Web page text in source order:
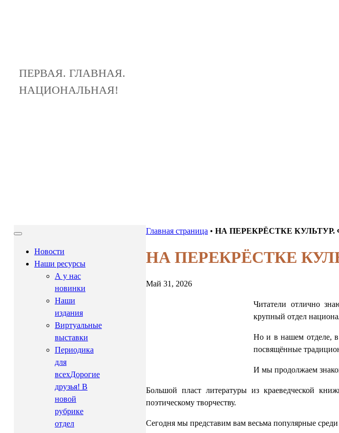
ПЕРВАЯ. ГЛАВНАЯ.
НАЦИОНАЛЬНАЯ!
Новости
Наши ресурсы
А у нас
новинки
Наши
издания
Виртуальные
выставки
Периодика
для
всехДорогие
друзья! В
новой
рубрике
отдел
Главная страница • НА ПЕРЕКРЁСТКЕ КУЛЬТУР.
НА ПЕРЕКРЁСТКЕ
Май 31, 2026
Читатели отлично
крупный отдел
Но и в нашем отделе, в
посвящённые
И мы продолжаем
Большой пласт литературы из краеведческой
поэтическому творчеству.
Сегодня мы представим вам весьма популярные